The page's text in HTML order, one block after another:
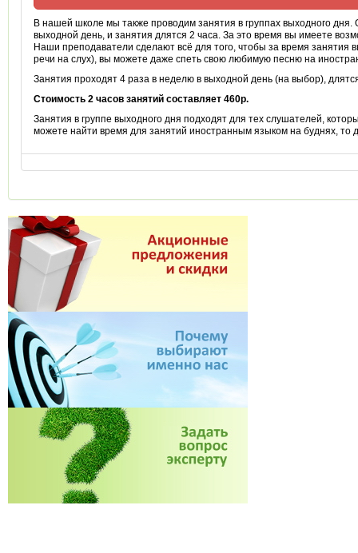
В нашей школе мы также проводим занятия в группах выходного
выходной день, и занятия длятся 2 часа. За это время вы имеете
Наши преподаватели сделают всё для того, чтобы за время занятия
речи на слух), вы можете даже спеть свою любимую песню на
Занятия проходят 4 раза в неделю в выходной день (на выбор),
Стоимость 2 часов занятий составляет 460р.
Занятия в группе выходного дня подходят для тех слушателей,
можете найти время для занятий иностранным языком на буднях, то